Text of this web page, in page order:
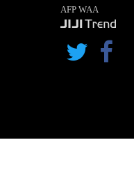
AFP WAA